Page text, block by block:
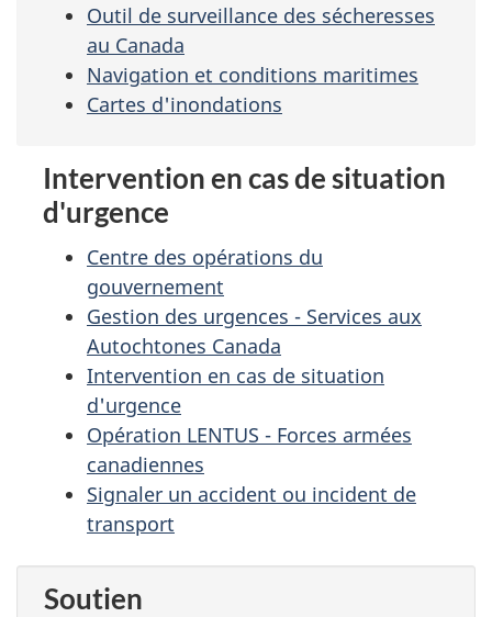
Outil de surveillance des sécheresses
au Canada
Navigation et conditions maritimes
Cartes d'inondations
Intervention en cas de situation
d'urgence
Centre des opérations du
gouvernement
Gestion des urgences - Services aux
Autochtones Canada
Intervention en cas de situation
d'urgence
Opération LENTUS - Forces armées
canadiennes
Signaler un accident ou incident de
transport
Soutien